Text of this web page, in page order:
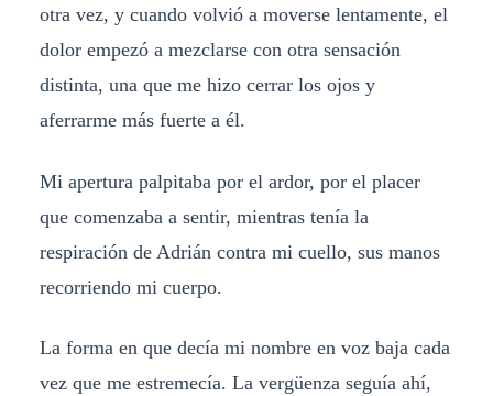
otra vez, y cuando volvió a moverse lentamente, el
dolor empezó a mezclarse con otra sensación
distinta, una que me hizo cerrar los ojos y
aferrarme más fuerte a él.
Mi apertura palpitaba por el ardor, por el placer
que comenzaba a sentir, mientras tenía la
respiración de Adrián contra mi cuello, sus manos
recorriendo mi cuerpo.
La forma en que decía mi nombre en voz baja cada
vez que me estremecía. La vergüenza seguía ahí,